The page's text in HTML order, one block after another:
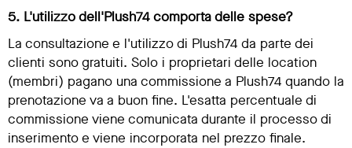
5. L'utilizzo dell'Plush74 comporta delle spese?
La consultazione e l'utilizzo di Plush74 da parte dei
clienti sono gratuiti. Solo i proprietari delle location
(membri) pagano una commissione a Plush74 quando la
prenotazione va a buon fine. L'esatta percentuale di
commissione viene comunicata durante il processo di
inserimento e viene incorporata nel prezzo finale.